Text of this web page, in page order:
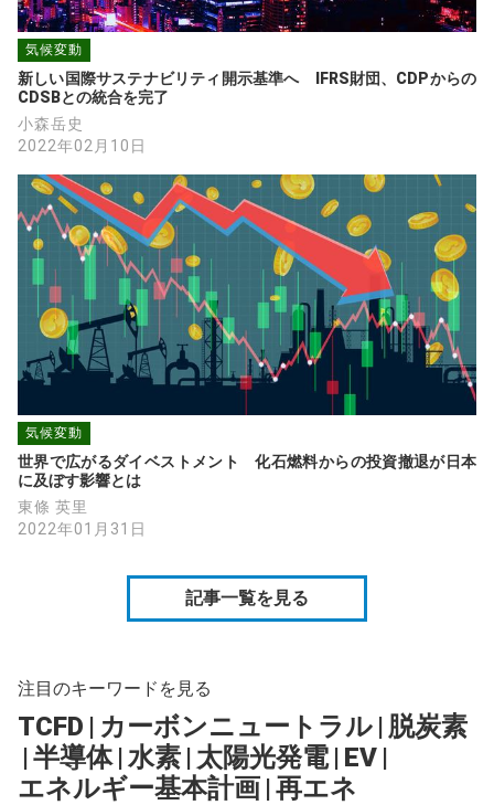
気候変動
新しい国際サステナビリティ開示基準へ　IFRS財団、CDPからの
CDSBとの統合を完了
小森岳史
2022年02月10日
気候変動
世界で広がるダイベストメント　化石燃料からの投資撤退が日本
に及ぼす影響とは
東條 英里
2022年01月31日
記事一覧を見る
注目のキーワードを見る
TCFD | カーボンニュートラル | 脱炭素
|半導体 |水素 | 太陽光発電 | EV |
エネルギー基本計画 |再エネ